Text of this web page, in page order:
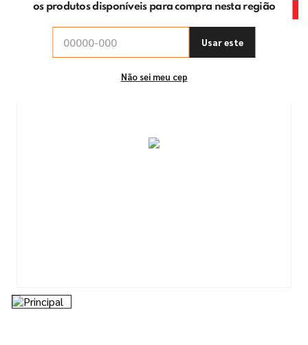
os produtos disponíveis para compra nesta região
Usar este
Não sei meu cep
-5%off
tinta acrilica